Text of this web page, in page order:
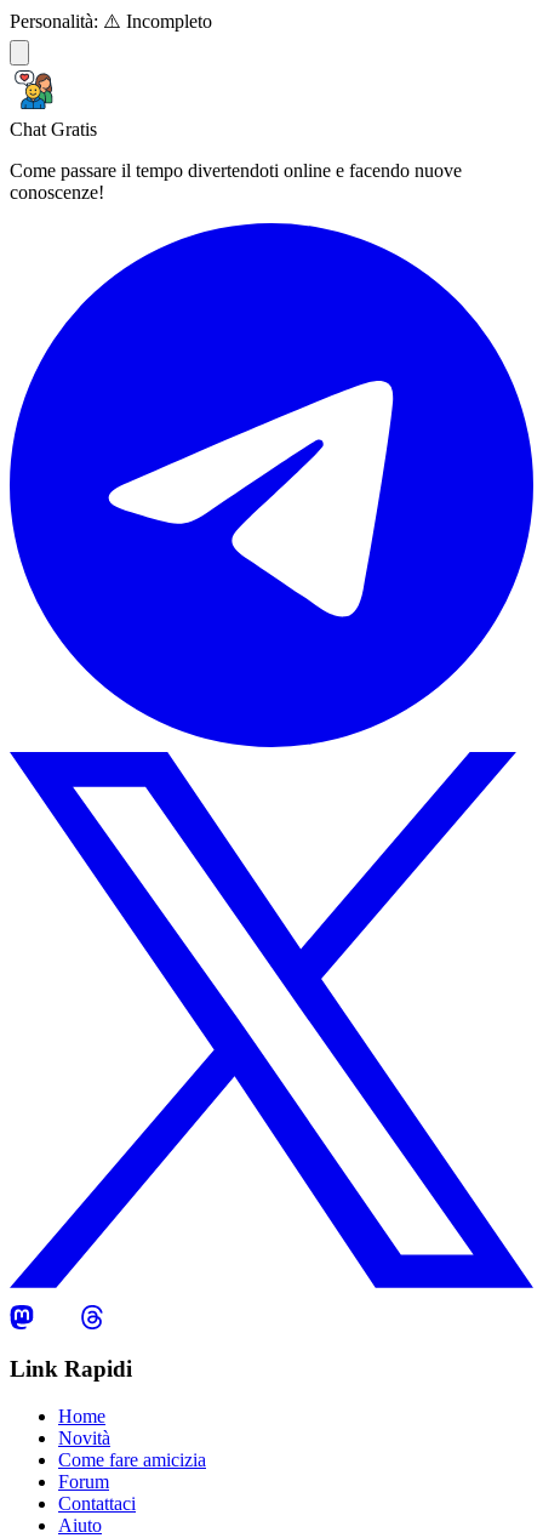
Personalità: ⚠️ Incompleto
Chat Gratis
Come passare il tempo divertendoti online e facendo nuove
conoscenze!
Link Rapidi
Home
Novità
Come fare amicizia
Forum
Contattaci
Aiuto